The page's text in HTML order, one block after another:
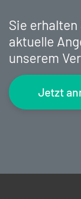
Sie
aktuelle
unserem
Jetzt